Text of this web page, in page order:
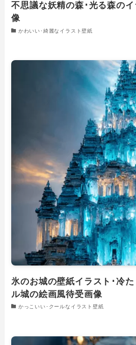
不思議な妖精の森･光る森の
像
かわいい･綺麗なイラスト壁紙
氷のお城の壁紙イラスト･冷
ル城の絵画風待受画像
かっこいい･クールなイラスト壁紙